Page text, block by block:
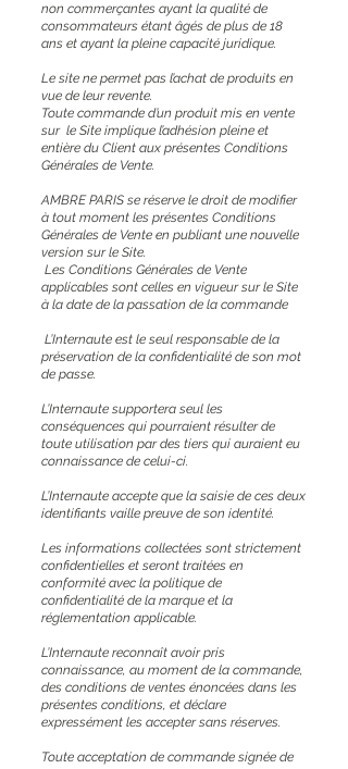
non commerçantes ayant la qualité de
consommateurs étant âgés de plus de 18
ans et ayant la pleine capacité juridique.
Le site ne permet pas l’achat de produits en
vue de leur revente.
Toute commande d’un produit mis en vente
sur le Site implique l’adhésion pleine et
entière du Client aux présentes Conditions
Générales de Vente.
AMBRE PARIS se réserve le droit de modifier
à tout moment les présentes Conditions
Générales de Vente en publiant une nouvelle
version sur le Site.
Les Conditions Générales de Vente
applicables sont celles en vigueur sur le Site
à la date de la passation de la commande
L’Internaute est le seul responsable de la
préservation de la confidentialité de son mot
de passe.
L’Internaute supportera seul les
conséquences qui pourraient résulter de
toute utilisation par des tiers qui auraient eu
connaissance de celui-ci.
L’Internaute accepte que la saisie de ces deux
identifiants vaille preuve de son identité.
Les informations collectées sont strictement
confidentielles et seront traitées en
conformité avec la politique de
confidentialité de la marque et la
réglementation applicable.
L’Internaute reconnaît avoir pris
connaissance, au moment de la commande,
des conditions de ventes énoncées dans les
présentes conditions, et déclare
expressément les accepter sans réserves.
Toute acceptation de commande signée de